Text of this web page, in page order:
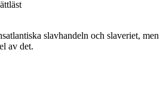
slavhandeln och slaveriet, men
av det.